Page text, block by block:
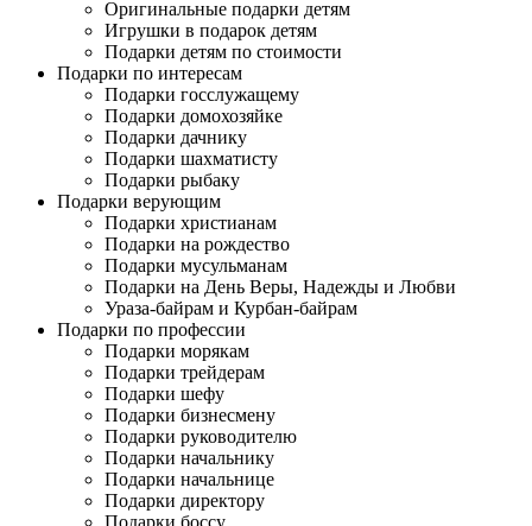
Оригинальные подарки детям
Игрушки в подарок детям
Подарки детям по стоимости
Подарки по интересам
Подарки госслужащему
Подарки домохозяйке
Подарки дачнику
Подарки шахматисту
Подарки рыбаку
Подарки верующим
Подарки христианам
Подарки на рождество
Подарки мусульманам
Подарки на День Веры, Надежды и Любви
Ураза-байрам и Курбан-байрам
Подарки по профессии
Подарки морякам
Подарки трейдерам
Подарки шефу
Подарки бизнесмену
Подарки руководителю
Подарки начальнику
Подарки начальнице
Подарки директору
Подарки боссу